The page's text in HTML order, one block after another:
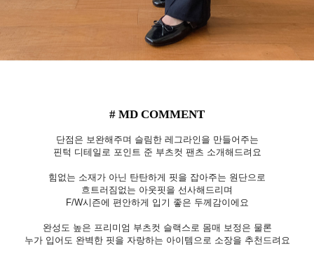
# MD COMMENT
단점은 보완해주며 슬림한 레그라인을 만들어주는
핀턱 디테일로 포인트 준 부츠컷 팬츠 소개해드려요
힘없는 소재가 아닌 탄탄하게 핏을 잡아주는 원단으로
흐트러짐없는 아웃핏을 선사해드리며
F/W시즌에 편안하게 입기 좋은 두께감이에요
완성도 높은 프리미엄 부츠컷 슬랙스로 몸매 보정은 물론
누가 입어도 완벽한 핏을 자랑하는 아이템으로 소장을 추천드려요